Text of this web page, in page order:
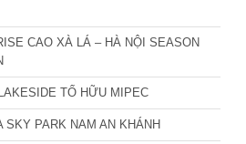
CAO XÀ LÁ – HÀ NỘI SEASON
TỐ HỮU MIPEC
SKY PARK NAM AN KHÁNH